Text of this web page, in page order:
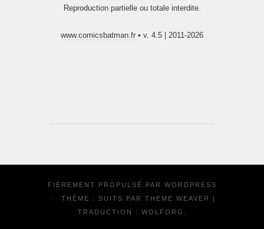
Reproduction partielle ou totale interdite.
www.comicsbatman.fr • v. 4.5 | 2011-2026
FIÈREMENT PROPULSÉ PAR WORDPRESS
·
THÈME : SUITS PAR THEME WEAVER
|
TRADUCTION : WOLFORG